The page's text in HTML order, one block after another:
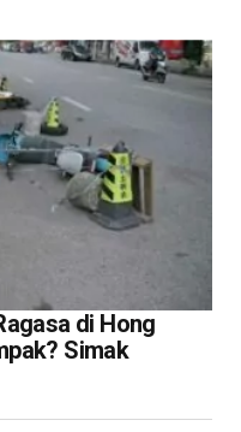
di Hong
Simak